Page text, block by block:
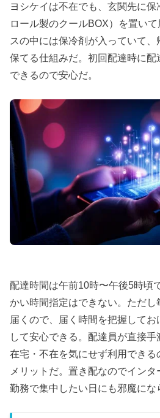
ヨシケイは不在でも、玄関先に
ロール製のクールBOX）を置い
スの中には保冷剤が入っていて
保てる仕組みだ。初回配達時に
できるので安心だ。
配達時間は午前10時〜午後5時頃
かい時間指定はできない。ただし
届くので、届く時間を把握して
して安心できる。配達員が直接手
在宅・不在を気にせず利用でき
メリットだ。置き配なのでイン
勤務で集中したい日にも邪魔にな